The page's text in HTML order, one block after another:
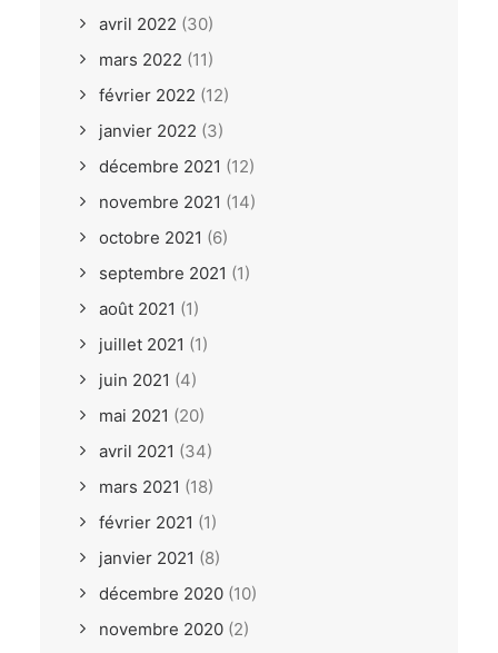
avril 2022 (30)
mars 2022 (11)
février 2022 (12)
janvier 2022 (3)
décembre 2021 (12)
novembre 2021 (14)
octobre 2021 (6)
septembre 2021 (1)
août 2021 (1)
juillet 2021 (1)
juin 2021 (4)
mai 2021 (20)
avril 2021 (34)
mars 2021 (18)
février 2021 (1)
janvier 2021 (8)
décembre 2020 (10)
novembre 2020 (2)